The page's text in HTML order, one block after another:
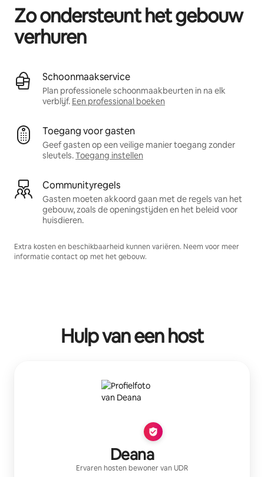
Zo ondersteunt het gebouw
verhuren
Schoonmaakservice
Plan professionele schoonmaakbeurten in na elk
verblijf. Een professional boeken
Toegang voor gasten
Geef gasten op een veilige manier toegang zonder
sleutels.Toegang instellen
Communityregels
Gasten moeten akkoord gaan met de regels van het
gebouw, zoals de openingstijden en het beleid voor
huisdieren.
Extra kosten en beschikbaarheid kunnen variëren. Neem voor meer
informatie contact op met het gebouw.
Hulp van een host
Deana
Ervaren hosten bewoner van UDR